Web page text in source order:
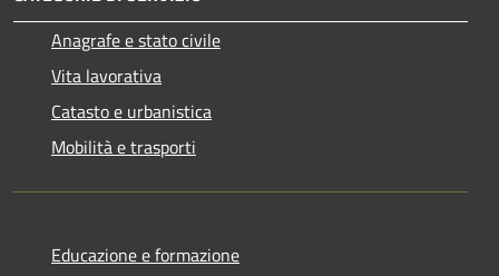
Anagrafe e stato civile
Vita lavorativa
Catasto e urbanistica
Mobilità e trasporti
Educazione e formazione